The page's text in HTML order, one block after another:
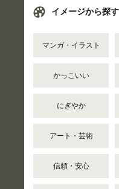
イメージから探す
マンガ・イラスト
かっこいい
にぎやか
アート・芸術
信頼・安心